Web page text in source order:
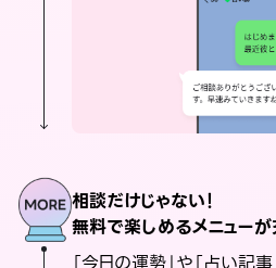
相談だけじゃない！
無料で楽しめるメニュー